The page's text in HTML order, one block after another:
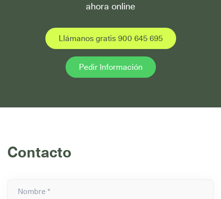
ahora online
Llámanos gratis 900 645 695
Pedir Información
Contacto
Nombre *